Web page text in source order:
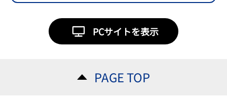
「足は厳しかったけど、４日目につながって良かった」～とこなめ
2026年08月01日
PCサイトを表示
PAGE TOP